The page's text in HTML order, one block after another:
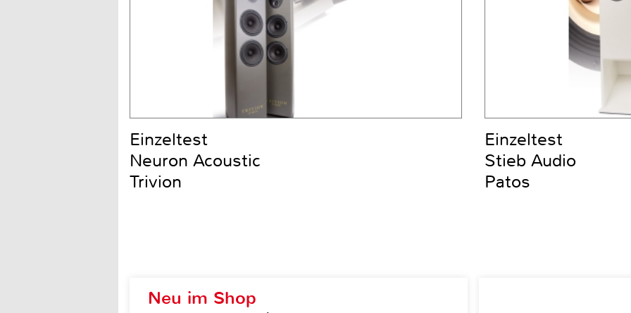
Neu im Shop
Einzeltest
Neuron Acoustic
Trivion
Einzeltest
Stieb Audio
Patos